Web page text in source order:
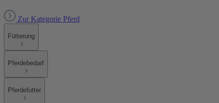
Zur Kategorie Pferd
Fütterung
Pferdebedarf
Pferdefutter